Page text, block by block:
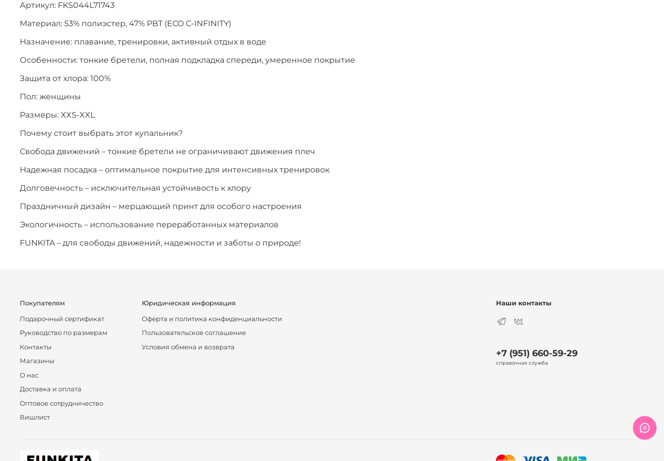
Артикул: FKS044L71743
Материал: 53% полиэстер, 47% PBT (ECO C-INFINITY)
Назначение: плавание, тренировки, активный отдых в воде
Особенности: тонкие бретели, полная подкладка спереди, умеренное покрытие
Защита от хлора: 100%
Пол: женщины
Размеры: XXS-XXL
Почему стоит выбрать этот купальник?
Свобода движений – тонкие бретели не ограничивают движения плеч
Надежная посадка – оптимальное покрытие для интенсивных тренировок
Долговечность – исключительная устойчивость к хлору
Праздничный дизайн – мерцающий принт для особого настроения
Экологичность – использование переработанных материалов
FUNKITA – для свободы движений, надежности и заботы о природе!
Покупателям
Подарочный сертификат
Руководство по размерам
Контакты
Магазины
О нас
Доставка и оплата
Оптовое сотрудничество
Вишлист
Юридическая информация
Оферта и политика конфиденциальности
Пользовательское соглашение
Условия обмена и возврата
Наши контакты
+7 (951) 660-59-29
справочная служба